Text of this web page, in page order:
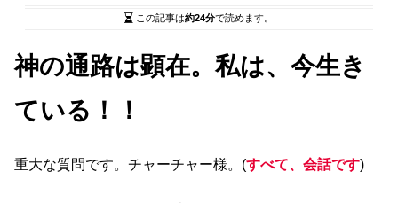
この記事は約24分で読めます。
神の通路は顕在。私は、今生き
ている！！
重大な質問です。チャーチャー様。(すべて、会話です)